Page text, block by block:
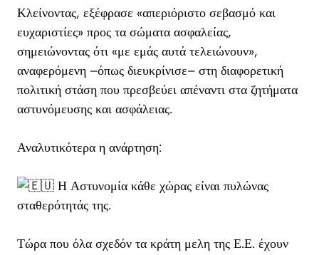
Κλείνοντας, εξέφρασε «απεριόριστο σεβασμό και
ευχαριστίες» προς τα σώματα ασφαλείας,
σημειώνοντας ότι «με εμάς αυτά τελειώνουν»,
αναφερόμενη –όπως διευκρίνισε– στη διαφορετική
πολιτική στάση που πρεσβεύει απέναντι στα ζητήματα
αστυνόμευσης και ασφάλειας.
Αναλυτικότερα η ανάρτηση:
Η Αστυνομία κάθε χώρας είναι πυλώνας
σταθερότητάς της.
Τώρα που όλα σχεδόν τα κράτη μελη της Ε.Ε. έχουν